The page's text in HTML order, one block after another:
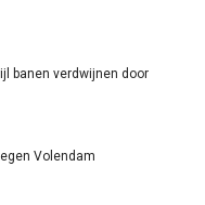
banen verdwijnen door
Volendam